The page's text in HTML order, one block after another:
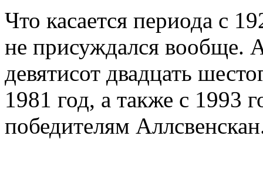
Что касается периода с
не присуждался вообще.
девятисот двадцать
1981 год, а также с 1993
победителям